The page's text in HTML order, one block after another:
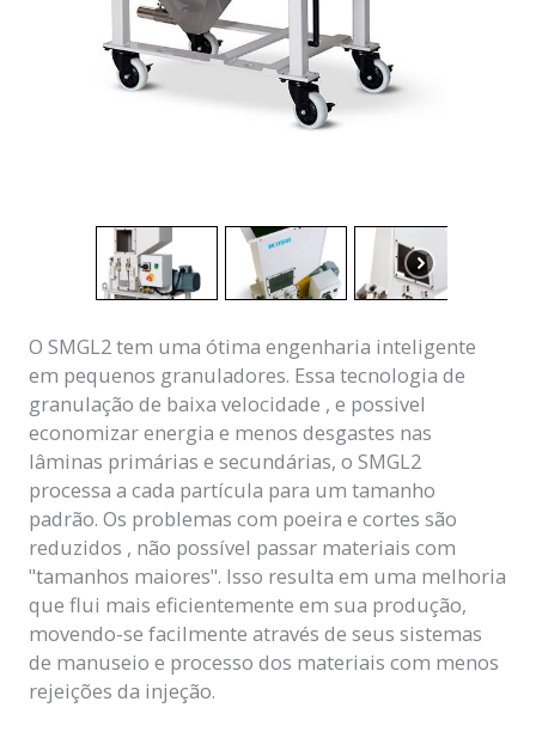
O SMGL2 tem uma ótima engenharia inteligente
em pequenos granuladores. Essa tecnologia de
granulação de baixa velocidade , e possivel
economizar energia e menos desgastes nas
lâminas primárias e secundárias, o SMGL2
processa a cada partícula para um tamanho
padrão. Os problemas com poeira e cortes são
reduzidos , não possível passar materiais com
"tamanhos maiores". Isso resulta em uma melhoria
que flui mais eficientemente em sua produção,
movendo-se facilmente através de seus sistemas
de manuseio e processo dos materiais com menos
rejeições da injeção.